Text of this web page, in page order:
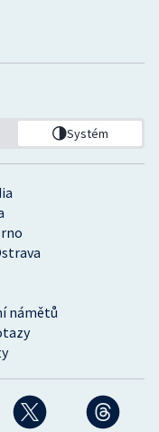
námětů
Systém